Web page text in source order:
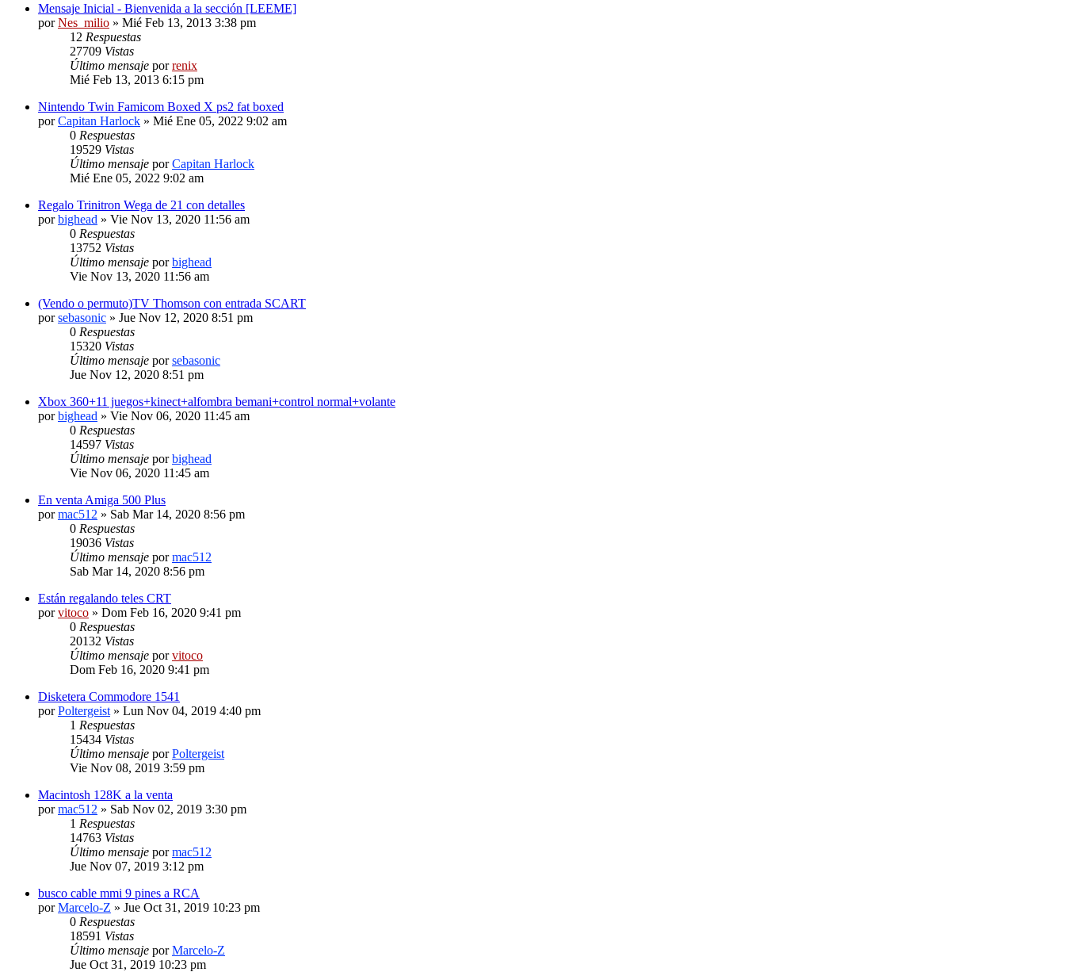
Mensaje Inicial - Bienvenida a la sección [LEEME]
porNes_milio » Mié Feb 13, 2013 3:38 pm
12 Respuestas
27709 Vistas
Último mensaje porrenix
Mié Feb 13, 2013 6:15 pm
Nintendo Twin Famicom Boxed X ps2 fat boxed
porCapitan Harlock » Mié Ene 05, 2022 9:02 am
0 Respuestas
19529 Vistas
Último mensaje porCapitan Harlock
Mié Ene 05, 2022 9:02 am
Regalo Trinitron Wega de 21 con detalles
porbighead » Vie Nov 13, 2020 11:56 am
0 Respuestas
13752 Vistas
Último mensaje porbighead
Vie Nov 13, 2020 11:56 am
(Vendo o permuto)TV Thomson con entrada SCART
porsebasonic » Jue Nov 12, 2020 8:51 pm
0 Respuestas
15320 Vistas
Último mensaje porsebasonic
Jue Nov 12, 2020 8:51 pm
Xbox 360+11 juegos+kinect+alfombra bemani+control normal+volante
porbighead » Vie Nov 06, 2020 11:45 am
0 Respuestas
14597 Vistas
Último mensaje porbighead
Vie Nov 06, 2020 11:45 am
En venta Amiga 500 Plus
pormac512 » Sab Mar 14, 2020 8:56 pm
0 Respuestas
19036 Vistas
Último mensaje pormac512
Sab Mar 14, 2020 8:56 pm
Están regalando teles CRT
porvitoco » Dom Feb 16, 2020 9:41 pm
0 Respuestas
20132 Vistas
Último mensaje porvitoco
Dom Feb 16, 2020 9:41 pm
Disketera Commodore 1541
porPoltergeist » Lun Nov 04, 2019 4:40 pm
1 Respuestas
15434 Vistas
Último mensaje porPoltergeist
Vie Nov 08, 2019 3:59 pm
Macintosh 128K a la venta
pormac512 » Sab Nov 02, 2019 3:30 pm
1 Respuestas
14763 Vistas
Último mensaje pormac512
Jue Nov 07, 2019 3:12 pm
busco cable mmi 9 pines a RCA
porMarcelo-Z » Jue Oct 31, 2019 10:23 pm
0 Respuestas
18591 Vistas
Último mensaje porMarcelo-Z
Jue Oct 31, 2019 10:23 pm